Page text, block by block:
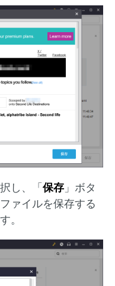
し、「保存 」ボタ
ァイルを保存する
。